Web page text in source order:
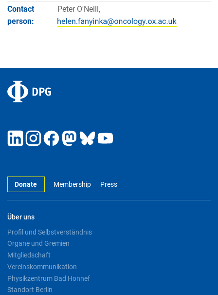
Contact
person:
Peter O'Neill,
Donate Membership Press
Über uns
Profil und Selbstverständnis
Organe und Gremien
Mitgliedschaft
Vereinskommunikation
Physikzentrum Bad Honnef
Standort Berlin